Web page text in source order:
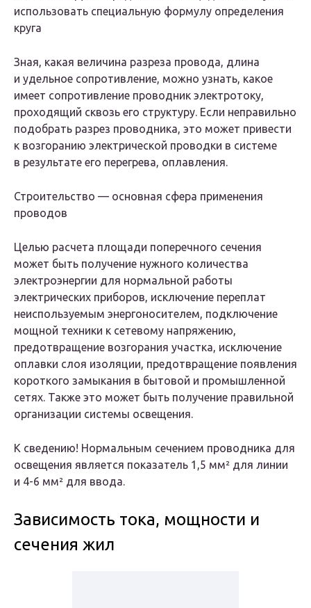
использовать специальную формулу определения
круга
Зная, какая величина разреза провода, длина
и удельное сопротивление, можно узнать, какое
имеет сопротивление проводник электротоку,
проходящий сквозь его структуру. Если неправильно
подобрать разрез проводника, это может привести
к возгоранию электрической проводки в системе
в результате его перегрева, оплавления.
Строительство — основная сфера применения
проводов
Целью расчета площади поперечного сечения
может быть получение нужного количества
электроэнергии для нормальной работы
электрических приборов, исключение переплат
неиспользуемым энергоносителем, подключение
мощной техники к сетевому напряжению,
предотвращение возгорания участка, исключение
оплавки слоя изоляции, предотвращение появления
короткого замыкания в бытовой и промышленной
сетях. Также это может быть получение правильной
организации системы освещения.
К сведению! Нормальным сечением проводника для
освещения является показатель 1,5 мм² для линии
и 4-6 мм² для ввода.
Зависимость тока, мощности и
сечения жил